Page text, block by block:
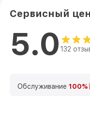
Сервисный
5.0 132
Обслуживание 100%